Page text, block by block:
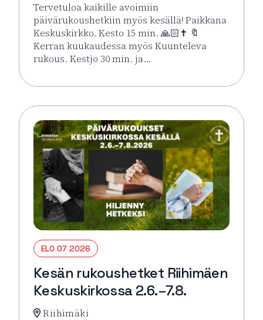
Tervetuloa kaikille avoimiin
päivärukoushetkiin myös kesällä! Paikkana
Keskuskirkko. Kesto 15 min. 🙏🏻✝️ 🔖
Kerran kuukaudessa myös Kuunteleva
rukous. Kestjo 30 min. ja…
Lue lisää tapahtumasta Kesän rukoushetket
ELO 07 2026
Kesän rukoushetket Riihimäen
Keskuskirkossa 2.6.–7.8.
Riihimäki